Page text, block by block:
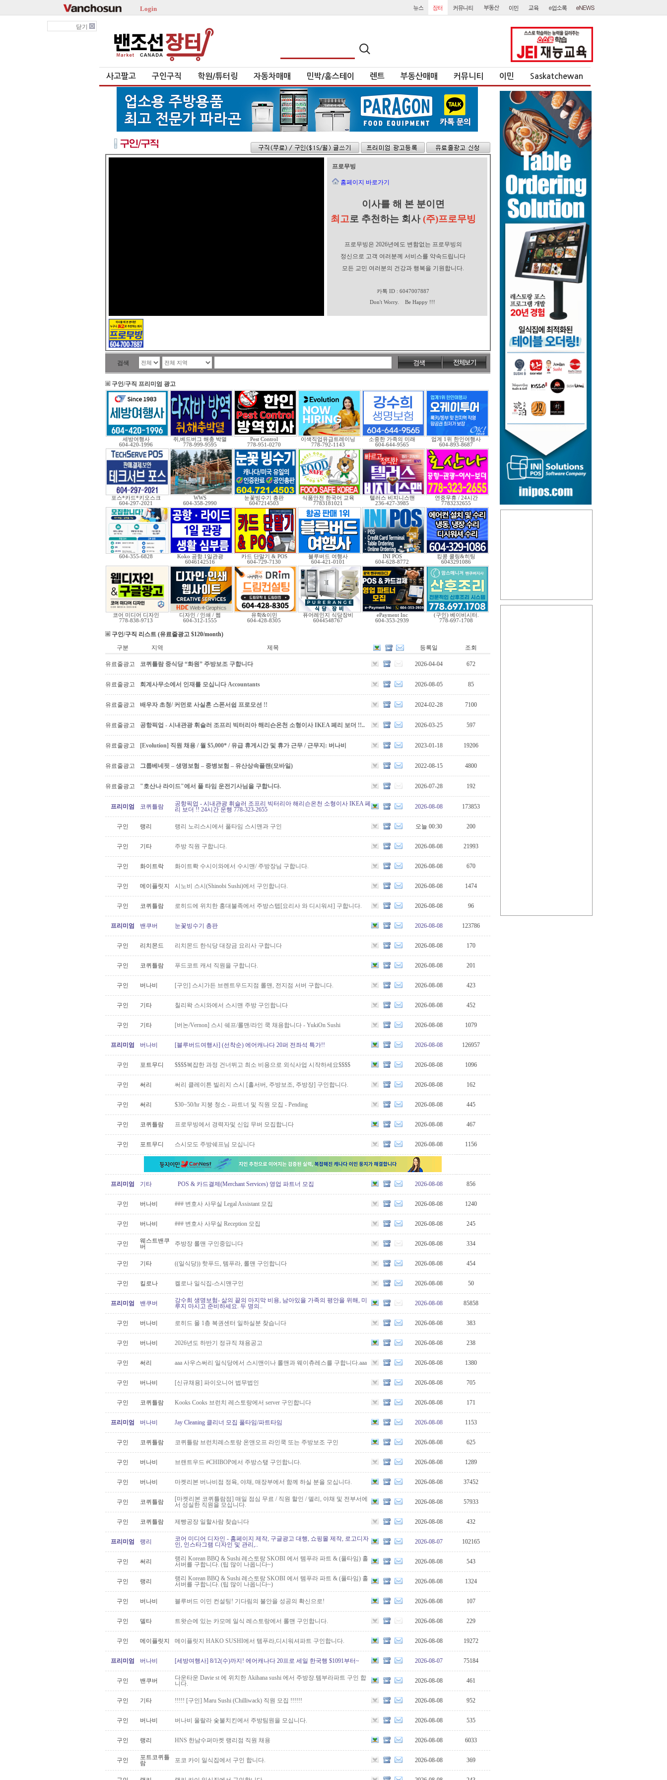
Login
닫기
사고팔고 구인구직 학원/튜터링 자동차매매 민박/홈스테이 렌트 부동산매매 커뮤니티 이민 Saskatchewan
프로무빙
홈페이지 바로가기
이사를 해 본 분이면
최고로 추천하는 회사(주)프로무빙
프로무빙은 2026년에도 변함없는 프로무빙의
정신으로 고객 여러분께 서비스를 약속드립니다
모든 교민 여러분의 건강과 행복을 기원합니다.
카톡 ID : 6047007887
Don't Worry. Be Happy !!!
검색
구인/구직 프리미엄 광고
세방여행사
604-420-1996
쥐,베드버그 해충 박멸
778-999-9595
Pest Control
778-951-0270
이색직업유급트레이닝
778-792-1143
소중한 가족의 미래
604-644-9565
업계 1위 한인여행사
604-893-8687
포스*카드*키오스크
604-297-2021
WWS
604-358-2990
눈꽃빙수기 총판
6047214503
식품안전 한국어 교육
7783181021
텔러스 비지니스맨
236-427-3985
연중무휴 / 24시간
7783232655
604-355-6828
Koko 공항.1일관광
6046142516
카드 단말기 & POS
604-729-7130
블루버드 여행사
604-421-0101
INI POS
604-628-8772
킹콩 쿨링&히팅
6043291086
코어 미디어 디자인
778-838-9713
디자인 / 인쇄 / 웹
604-312-1555
유학&이민
604-428-8305
퓨어레인지 식당장비
6044548767
ePayment Inc
604-353-2939
(구인) 베이비시터.
778-697-1708
구인/구직 리스트 (유료줄광고 $120/month)
구분
지역 제목 등록일 조회
유료줄광고 코퀴틀람 중식당 “화원” 주방보조 구합니다 2026-04-04 672
유료줄광고 회계사무소에서 인재를 모십니다 Accountants 2026-08-05 85
유료줄광고 배우자 초청/ 커먼로 사실혼 스폰서쉽 프로모션 !! 2024-02-28 7100
유료줄광고 공항픽업 - 시내관광 휘슬러 조프리 빅터리아 해리슨온천 소형이사 IKEA 페리 보더 !!.. 2026-03-25 597
유료줄광고 [Evolution] 직원 채용 / 월 $5,000* / 유급 휴게시간 및 휴가 근무 / 근무지: 버나비 2023-01-18 19206
유료줄광고 그룹베네핏 – 생명보험 – 중병보험 – 유산상속플랜(모바일) 2022-08-15 4800
유료줄광고 "호산나 라이드"에서 풀 타임 운전기사님을 구합니다. 2026-07-28 192
프리미엄 코퀴틀람
공항픽업 - 시내관광 휘슬러 조프리 빅터리아 해리슨온천 소형이사 IKEA 페
리 보더 !! 24시간 운행 778-323-2655
2026-08-08 173853
구인 랭리 랭리 노리스시에서 풀타임 스시맨과 구인 오늘 00:30 200
구인 기타 주방 직원 구합니다. 2026-08-08 21993
구인 화이트락 화이트롹 수시이와에서 수시맨/ 주방장님 구합니다. 2026-08-08 670
구인 메이플릿지 시노비 스시(Shinobi Sushi)에서 구인합니다. 2026-08-08 1474
구인 코퀴틀람 로히드에 위치한 홍대불족에서 주방스텝[요리사 와 디시워셔] 구합니다. 2026-08-08 96
프리미엄 밴쿠버 눈꽃빙수기 총판 2026-08-08 123786
구인 리치몬드 리치몬드 한식당 대장금 요리사 구합니다 2026-08-08 170
구인 코퀴틀람 푸드코트 캐셔 직원을 구합니다. 2026-08-08 201
구인 버나비 [구인] 스시가든 브렌트우드지점 롤맨, 전지점 서버 구합니다. 2026-08-08 423
구인 기타 칠리왁 스시와에서 스시맨 주방 구인합니다 2026-08-08 452
구인 기타 [버논/Vernon] 스시 쉐프/롤맨/라인 쿡 채용합니다 - YukiOn Sushi 2026-08-08 1079
프리미엄 버나비 [블루버드여행사] (선착순) 에어캐나다 20퍼 전좌석 특가!! 2026-08-08 126957
구인 포트무디 $$$$복잡한 과정 건너뛰고 최소 비용으로 외식사업 시작하세요$$$$ 2026-08-08 1096
구인 써리 써리 클레이튼 빌리지 스시 [홀서버, 주방보조, 주방장] 구인합니다. 2026-08-08 162
구인 써리 $30~50/hr 지붕 청소 - 파트너 및 직원 모집 - Pending 2026-08-08 445
구인 코퀴틀람 프로무빙에서 경력자및 신입 무버 모집합니다 2026-08-08 467
구인 포트무디 스시모도 주방쉐프님 모십니다 2026-08-08 1156
프리미엄 기타 POS & 카드결제(Merchant Services) 영업 파트너 모집 2026-08-08 856
구인 버나비 ### 변호사 사무실 Legal Assistant 모집 2026-08-08 1240
구인 버나비 ### 변호사 사무실 Reception 모집 2026-08-08 245
구인
웨스트밴쿠
버
주방장 롤맨 구인중입니다 2026-08-08 334
구인 기타 ((일식당)) 핫푸드, 템푸라, 롤맨 구인합니다 2026-08-08 454
구인 킬로나 켈로나 일식집-스시맨구인 2026-08-08 50
프리미엄 밴쿠버
강수희 생명보험- 삶의 끝의 마지막 비용, 남아있을 가족의 평안을 위해, 미
루지 마시고 준비하세요. 두 명의..
2026-08-08 85858
구인 버나비 로히드 몰 1층 복권센터 일하실분 찾습니다 2026-08-08 383
구인 버나비 2026년도 하반기 정규직 채용공고 2026-08-08 238
구인 써리 aaa 사우스써리 일식당에서 스시맨이나 롤맨과 웨이츄레스를 구합니다.aaa 2026-08-08 1380
구인 버나비 [신규채용] 파이오니어 법무법인 2026-08-08 705
구인 코퀴틀람 Kooks Cooks 브런치 레스토랑에서 server 구인합니다 2026-08-08 171
프리미엄 버나비 Jay Cleaning 클리너 모집 풀타임/파트타임 2026-08-08 1153
구인 코퀴틀람 코퀴틀람 브런치레스토랑 온앤오프 라인쿡 또는 주방보조 구인 2026-08-08 625
구인 버나비 브랜트우드 #CHIBOP에서 주방스탶 구인합니다. 2026-08-08 1289
구인 버나비 마켓리본 버나비점 정육, 야채, 매장부에서 함께 하실 분을 모십니다. 2026-08-08 37452
구인 코퀴틀람
[마켓리본 코퀴틀람점] 매일 점심 무료 / 직원 할인 / 델리, 야채 및 전부서에
서 성실한 직원을 모십니다.
2026-08-08 57933
구인 코퀴틀람 제빵공장 일할사람 찾습니다 2026-08-08 432
프리미엄 랭리
코어 미디어 디자인 - 홈페이지 제작, 구글광고 대행, 쇼핑몰 제작, 로고디자
인, 인스타그램 디자인 및 관리,..
2026-08-07 102165
구인 써리
랭리 Korean BBQ & Sushi 레스토랑 SKOBI 에서 템푸라 파트 & (풀타임) 홀
서버를 구합니다. (팁 많이 나옵니다~)
2026-08-08 543
구인 랭리
랭리 Korean BBQ & Sushi 레스토랑 SKOBI 에서 템푸라 파트 & (풀타임) 홀
서버를 구합니다. (팁 많이 나옵니다~)
2026-08-08 1324
구인 버나비 블루버드 이민 컨설팅! 기다림의 불안을 성공의 확신으로! 2026-08-08 107
구인 델타 트왓슨에 있는 카모메 일식 레스토랑에서 롤맨 구인합니다. 2026-08-08 229
구인 메이플릿지 메이플릿지 HAKO SUSHI에서 템푸라,디시워셔파트 구인합니다. 2026-08-08 19272
프리미엄 버나비 [세방여행사] 8/12(수)까지! 에어캐나다 20프로 세일 한국행 $1091부터~ 2026-08-07 75184
구인 밴쿠버
다운타운 Davie st 에 위치한 Akihana sushi 에서 주방장.템부라파트 구인 합
니다.
2026-08-08 461
구인 기타 !!!!! [구인] Maru Sushi (Chilliwack) 직원 모집 !!!!!! 2026-08-08 952
구인 버나비 버나비 울랄라 숯불치킨에서 주방팀원을 모십니다. 2026-08-08 535
구인 랭리 HNS 한남수퍼마켓 랭리점 직원 채용 2026-08-08 6033
구인
포트코퀴틀
람
포코 카이 일식집에서 구인 합니다. 2026-08-08 369